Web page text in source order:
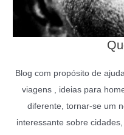
Blog com propósito de
viagens , ideias para
diferente, tornar-se um
interessante sobre